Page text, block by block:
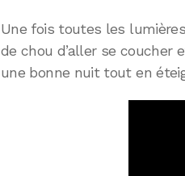
Une fois toutes les
de chou d’aller se coucher
une bonne nuit tout en